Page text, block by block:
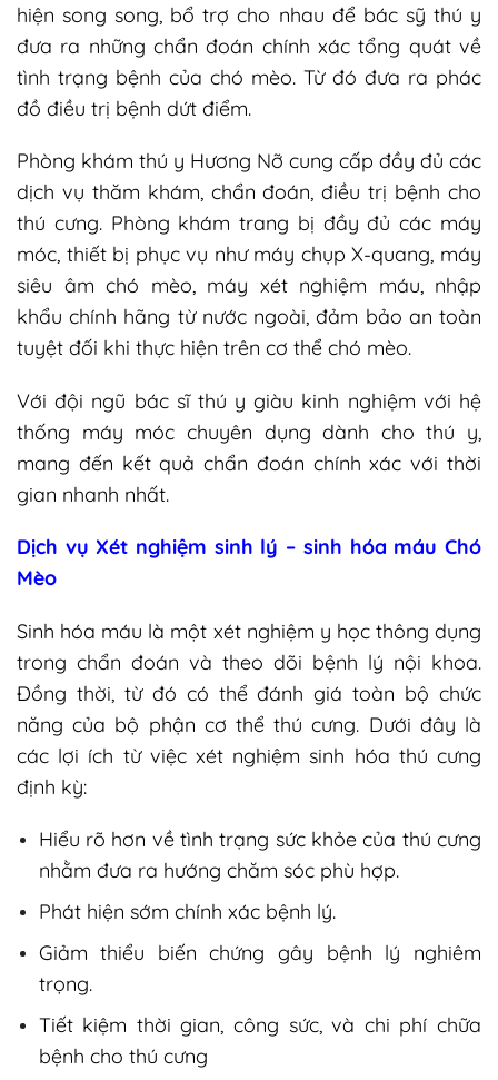
hiện song song, bổ trợ cho nhau để bác sỹ thú y
đưa ra những chẩn đoán chính xác tổng quát về
tình trạng bệnh của chó mèo. Từ đó đưa ra phác
đồ điều trị bệnh dứt điểm.
Phòng khám thú y Hương Nỡ cung cấp đầy đủ các
dịch vụ thăm khám, chẩn đoán, điều trị bệnh cho
thú cưng. Phòng khám trang bị đầy đủ các máy
móc, thiết bị phục vụ như máy chụp X-quang, máy
siêu âm chó mèo, máy xét nghiệm máu, nhập
khẩu chính hãng từ nước ngoài, đảm bảo an toàn
tuyệt đối khi thực hiện trên cơ thể chó mèo.
Với đội ngũ bác sĩ thú y giàu kinh nghiệm với hệ
thống máy móc chuyên dụng dành cho thú y,
mang đến kết quả chẩn đoán chính xác với thời
gian nhanh nhất.
Dịch vụ Xét nghiệm sinh lý – sinh hóa máu Chó
Mèo
Sinh hóa máu là một xét nghiệm y học thông dụng
trong chẩn đoán và theo dõi bệnh lý nội khoa.
Đồng thời, từ đó có thể đánh giá toàn bộ chức
năng của bộ phận cơ thể thú cưng. Dưới đây là
các lợi ích từ việc xét nghiệm sinh hóa thú cưng
định kỳ:
Hiểu rõ hơn về tình trạng sức khỏe của thú cưng
nhằm đưa ra hướng chăm sóc phù hợp.
Phát hiện sớm chính xác bệnh lý.
Giảm thiểu biến chứng gây bệnh lý nghiêm
trọng.
Tiết kiệm thời gian, công sức, và chi phí chữa
bệnh cho thú cưng